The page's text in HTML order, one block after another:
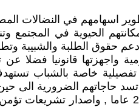
اسهامهم في النضالات
الحيوية في المجتمع
حقوق الطلبة والشبيبة
واجهزتها قانونيا فضلا عن
خاصة بالشباب
تسد حاجاتهم الضرورية الى
. مؤكدا على تشجيع الشباب على المشاركة في الحياة السياسية وخفض سن الترشيح في